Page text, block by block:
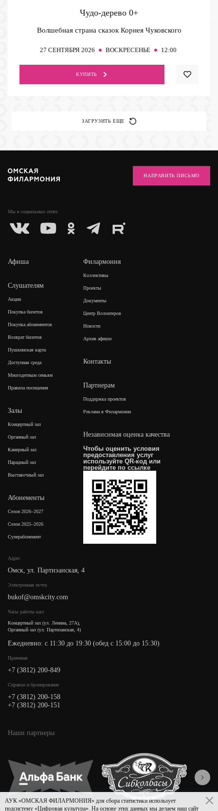
Чудо-дерево 0+
Волшебная страна сказок Корнея Чуковского
27 СЕНТЯБРЯ 2026 ВОСКРЕСЕНЬЕ 12:00
КУПИТЬ
ЗАГРУЗИТЬ ЕЩЕ
Мы в социальных сетях:
НАПРАВИТЬ ПИСЬМО
Адрес
Омск, ул. Партизанская, 4
Электронная почта
bukof@omskcity.com
Часы работы касс
Концертный зал (ул. Ленина, 27А),
Органный зал (ул. Партизанская, 4)
Ежедневно: с 11:30 до 19:30 (обед с 15:00 до 15:30)
Приемная
+7 (3812) 200-849
Cправки и бронирование
+7 (3812) 200-158
+7 (3812) 200-151
Афиша
Слушателям
Акции
Покупка билетов
Покупка абонементов
Возврат билетов
Пушкинская карта
Доступная среда
Многодетным семьям
Правила посещения
Залы
Концертный зал
Органный зал
Камерный зал
Парадный зал
Выставочный зал
Абонементы
Сезон 2026–2027
Сезон 2025–2026
Суперабонемент
Филармония
Коллективы
Проекты
Документы
Центр Волонтеров
Новости
Архив афиши
Контакты
Партнерам
Поддержка проектов
Реклама в Филармонии
Независимая оценка качества
Чтобы оценить условия
предоставления услуг
используйте QR-код или
перейдите по ссылке
Наши партнеры
АУК «ОМСКАЯ ФИЛАРМОНИЯ» для сбора статистики использует
подсистему «Цифровая культура». На основе этих данных мы делаем наш сайт